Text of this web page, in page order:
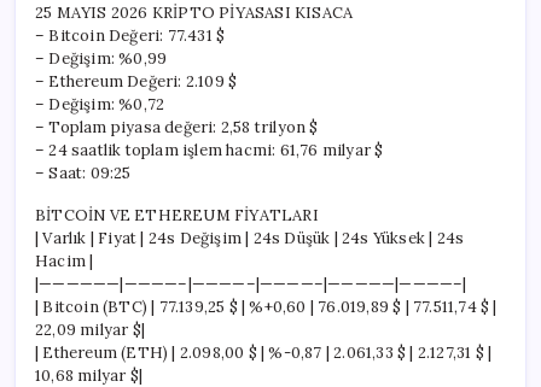
25 MAYIS 2026 KRİPTO PİYASASI KISACA
– Bitcoin Değeri: 77.431 $
– Değişim: %0,99
– Ethereum Değeri: 2.109 $
– Değişim: %0,72
– Toplam piyasa değeri: 2,58 trilyon $
– 24 saatlik toplam işlem hacmi: 61,76 milyar $
– Saat: 09:25
BİTCOİN VE ETHEREUM FİYATLARI
| Varlık | Fiyat | 24s Değişim | 24s Düşük | 24s Yüksek | 24s
Hacim |
|——————|————–|————–|————–|—————|————–|
| Bitcoin (BTC) | 77.139,25 $ | %+0,60 | 76.019,89 $ | 77.511,74 $ |
22,09 milyar $|
| Ethereum (ETH) | 2.098,00 $ | %-0,87 | 2.061,33 $ | 2.127,31 $ |
10,68 milyar $|